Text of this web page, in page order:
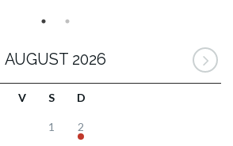
AUGUST 2026
V S D
1 2